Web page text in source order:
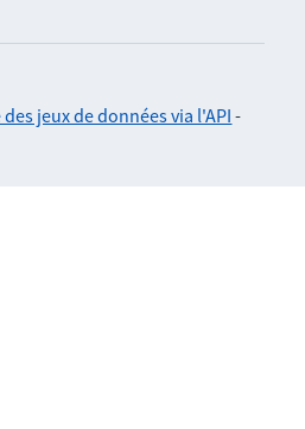
jeux de données via l'API -